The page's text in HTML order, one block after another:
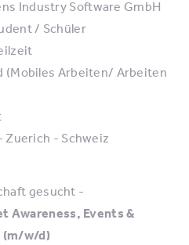
Industry Software GmbH
/ Schüler
(Mobiles Arbeiten/ Arbeiten
Zuerich - Schweiz
gesucht -
Awareness, Events &
(m/w/d)